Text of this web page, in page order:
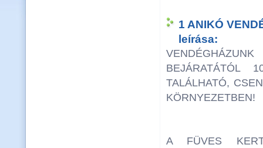
1 ANIKÓ
leírása:
BEJÁRATÁTÓL
TALÁLHATÓ,
KÖRNYEZETBEN!
A FÜVES